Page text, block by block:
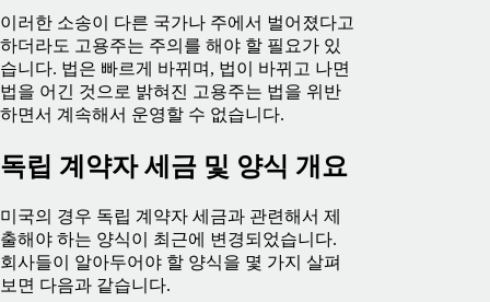
이러한 소송이 다른 국가나 주에서 벌어졌다고
하더라도 고용주는 주의를 해야 할 필요가 있
습니다. 법은 빠르게 바뀌며, 법이 바뀌고 나면
법을 어긴 것으로 밝혀진 고용주는 법을 위반
하면서 계속해서 운영할 수 없습니다.
독립 계약자 세금 및 양식 개요
미국의 경우 독립 계약자 세금과 관련해서 제
출해야 하는 양식이 최근에 변경되었습니다.
회사들이 알아두어야 할 양식을 몇 가지 살펴
보면 다음과 같습니다.